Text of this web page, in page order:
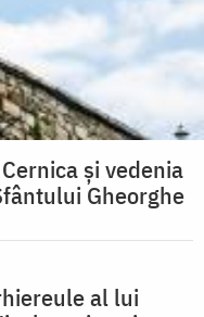
și vedenia
Gheorghe
al lui